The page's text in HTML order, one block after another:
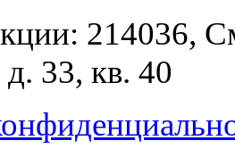
214036,
33, кв. 40